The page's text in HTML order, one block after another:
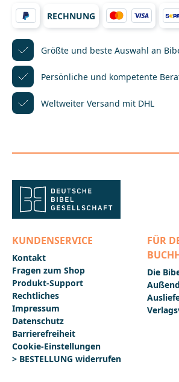
TodDer barmherzige SamariterDer
SohnBartimäusZachäusDer Arbeiter
WeinbergJesus in JerusalemJesus ist
auferstandenHimmelfahrt und
Afrikaner wird getauftGott macht
______Bei Fragen zur
sich bitte an:Deutsche
31 A70567
RECHNUNG
Größte und beste Auswahl an
Persönliche und kompetente
Weltweiter Versand mit DHL
KUNDENSERVICE
Kontakt
Fragen zum Shop
Produkt-Support
Rechtliches
Impressum
Datenschutz
Barrierefreiheit
Cookie-Einstellungen
> BESTELLUNG widerrufen
FÜR
Die